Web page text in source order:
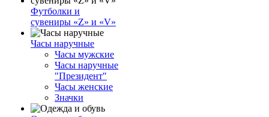
Футболки и
сувениры «Z» и «V»
Часы наручные
Часы мужские
Часы наручные
"Президент"
Часы женские
Значки